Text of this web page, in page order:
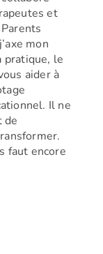
et
mon
pratique, le
aider à
Il ne
de
faut encore